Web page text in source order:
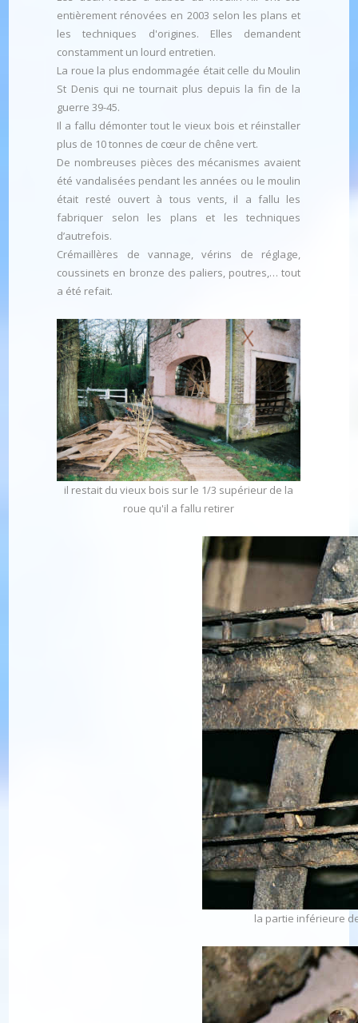
entièrement rénovées en 2003 selon les plans et
les techniques d'origines. Elles demandent
constamment un lourd entretien.
La roue la plus endommagée était celle du Moulin
St Denis qui ne tournait plus depuis la fin de la
guerre 39-45.
Il a fallu démonter tout le vieux bois et réinstaller
plus de 10 tonnes de cœur de chêne vert.
De nombreuses pièces des mécanismes avaient
été vandalisées pendant les années ou le moulin
était resté ouvert à tous vents, il a fallu les
fabriquer selon les plans et les techniques
d’autrefois.
Crémaillères de vannage, vérins de réglage,
coussinets en bronze des paliers, poutres,… tout
a été refait.
il restait du vieux bois sur le 1/3 supérieur de la
roue qu'il a fallu retirer
la partie inférieure